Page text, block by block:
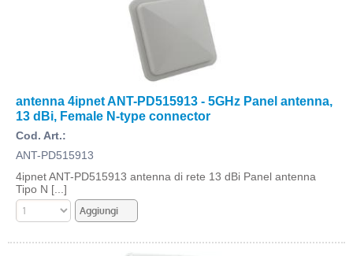
antenna 4ipnet ANT-PD515913 - 5GHz Panel antenna,
13 dBi, Female N-type connector
Cod. Art.:
ANT-PD515913
4ipnet ANT-PD515913 antenna di rete 13 dBi Panel antenna
Tipo N [...]